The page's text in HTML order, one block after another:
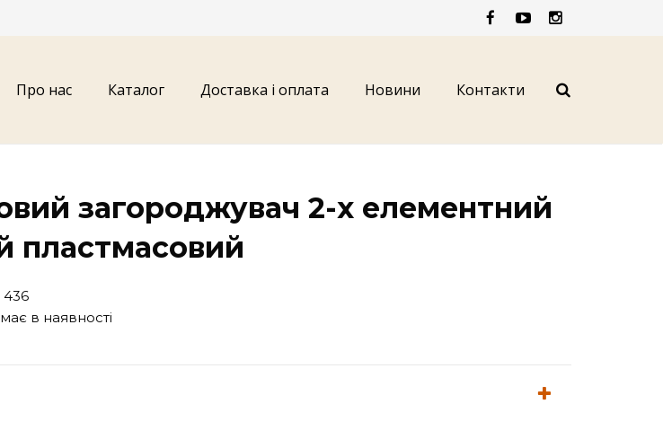
Про нас Каталог Доставка і оплата Новини Контакти
загороджувач 2-х елементний
пластмасовий
436
в наявності